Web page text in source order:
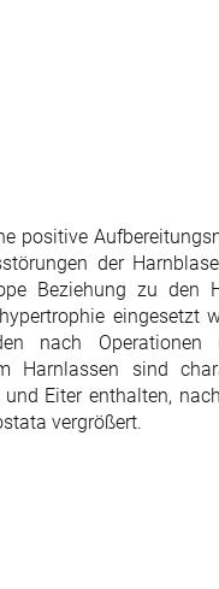
positive
der
Beziehung zu den
eingesetzt
nach
Harnlassen sind
Eiter enthalten,
vergrößert.